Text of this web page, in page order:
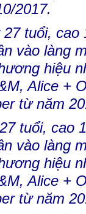
2017.
tuổi, cao
vào làng
hiệu
Alice +
từ năm